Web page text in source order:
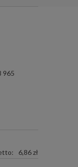
965
6,86 zł